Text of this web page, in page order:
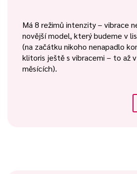
Má 8 režimů intenzity – vibrace
novější model, který budeme v
(na začátku nikoho nenapadlo
klitoris ještě s vibracemi – to až
měsících).